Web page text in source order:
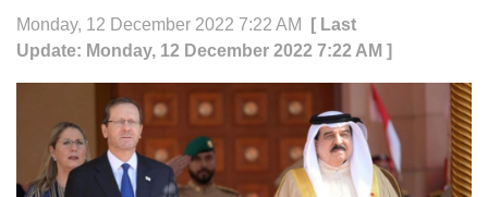
Monday, 12 December 2022 7:22 AM
[ Last
Update: Monday, 12 December 2022 7:22 AM ]